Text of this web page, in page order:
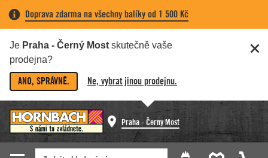
Doprava zdarma na všechny balíky od 1 500 Kč
Je Praha - Černý Most skutečně vaše
prodejna?
ANO, SPRÁVNĚ. Ne, vybrat jinou prodejnu.
Praha - Černý Most